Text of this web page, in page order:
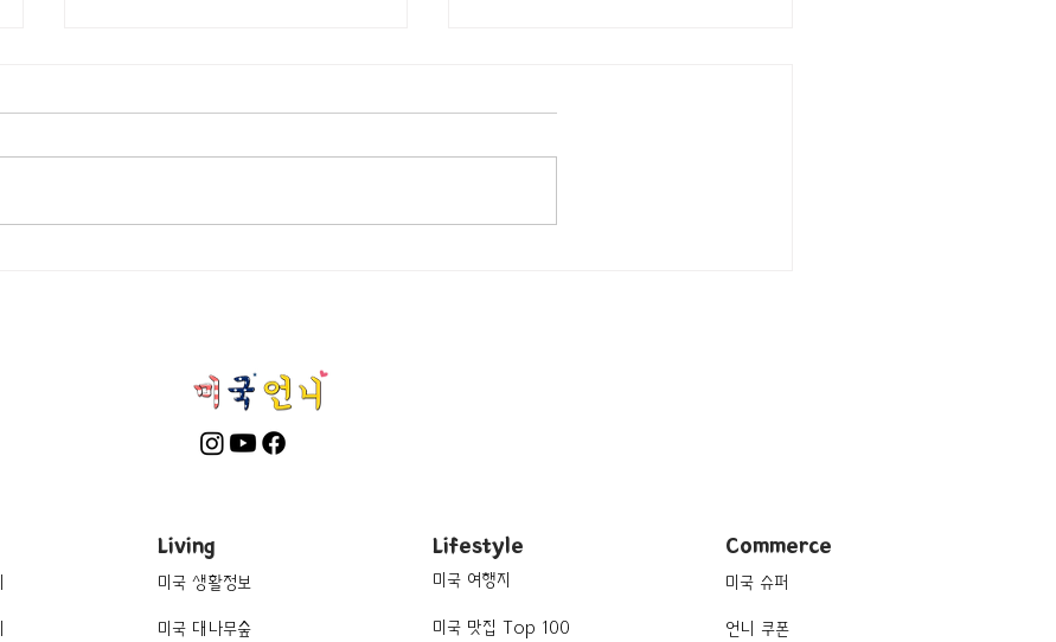
Living
미국 생활정보
미국 대나무숲
Lifestyle
미국 여행지
미국 맛집 Top 100
Commerce
미국 슈퍼
언니 쿠폰